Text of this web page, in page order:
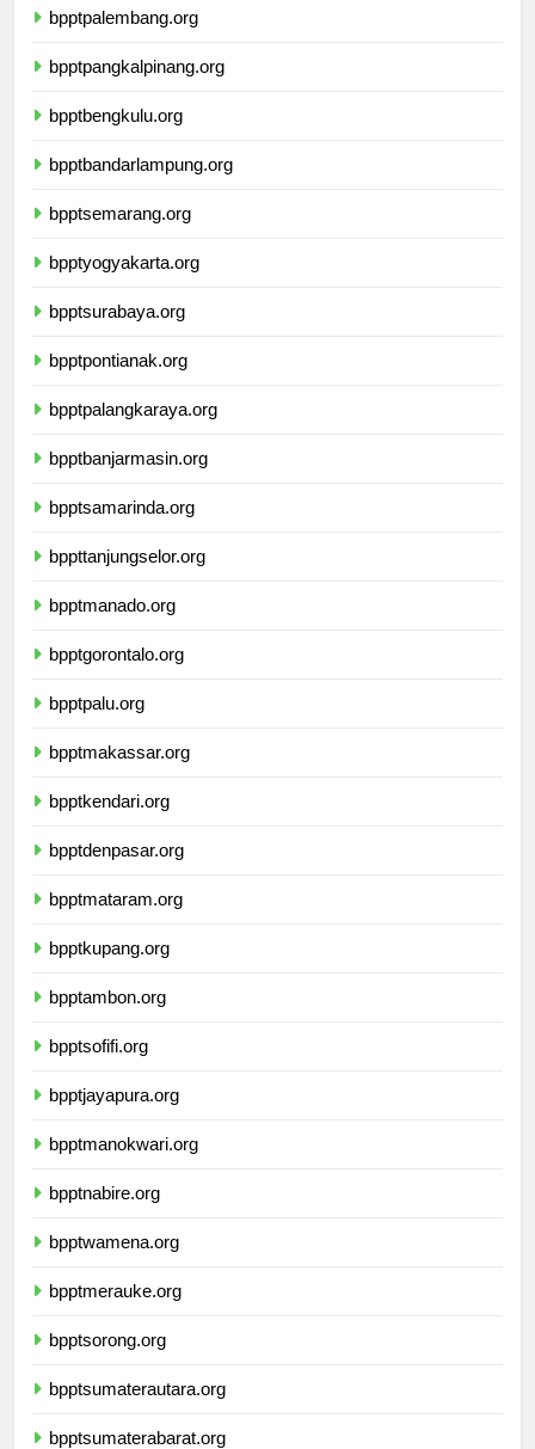
bpptpalembang.org
bpptpangkalpinang.org
bpptbengkulu.org
bpptbandarlampung.org
bpptsemarang.org
bpptyogyakarta.org
bpptsurabaya.org
bpptpontianak.org
bpptpalangkaraya.org
bpptbanjarmasin.org
bpptsamarinda.org
bppttanjungselor.org
bpptmanado.org
bpptgorontalo.org
bpptpalu.org
bpptmakassar.org
bpptkendari.org
bpptdenpasar.org
bpptmataram.org
bpptkupang.org
bpptambon.org
bpptsofifi.org
bpptjayapura.org
bpptmanokwari.org
bpptnabire.org
bpptwamena.org
bpptmerauke.org
bpptsorong.org
bpptsumaterautara.org
bpptsumaterabarat.org